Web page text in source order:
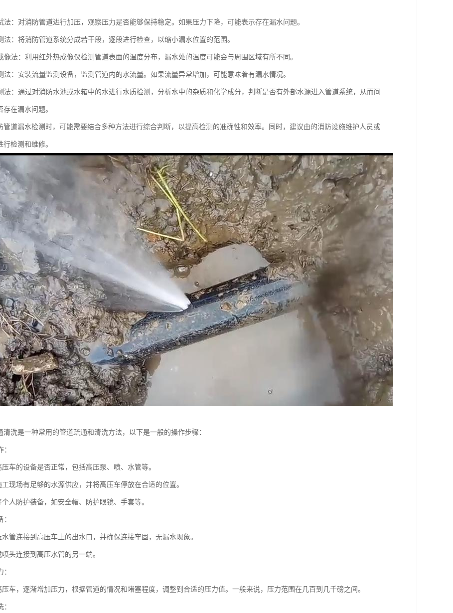
法：对消防管道进行加压，观察压力是否能够保持稳定。如果压力下降，可能表示存在漏水问题。
法：将消防管道系统分成若干段，逐段进行检查，以缩小漏水位置的范围。
像法：利用红外热成像仪检测管道表面的温度分布，漏水处的温度可能会与周围区域有所不同。
法：安装流量监测设备，监测管道内的水流量。如果流量异常增加，可能意味着有漏水情况。
法：通过对消防水池或水箱中的水进行水质检测，分析水中的杂质和化学成分，判断是否有外部水源进入管道系统，从而间
存在漏水问题。
管道漏水检测时，可能需要结合多种方法进行综合判断，以提高检测的准确性和效率。同时，建议由的消防设施维护人员或
行检测和维修。
清洗是一种常用的管道疏通和清洗方法，以下是一般的操作步骤：
车的设备是否正常，包括高压泵、喷、水管等。
现场有足够的水源供应，并将高压车停放在合适的位置。
人防护装备，如安全帽、防护眼镜、手套等。
管连接到高压车上的出水口，并确保连接牢固，无漏水现象。
头连接到高压水管的另一端。
车，逐渐增加压力，根据管道的情况和堵塞程度，调整到合适的压力值。一般来说，压力范围在几百到几千磅之间。